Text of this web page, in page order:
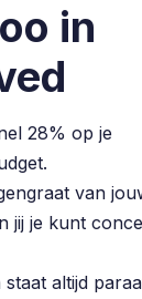
in
28% op je
van
jij je kunt
staat altijd